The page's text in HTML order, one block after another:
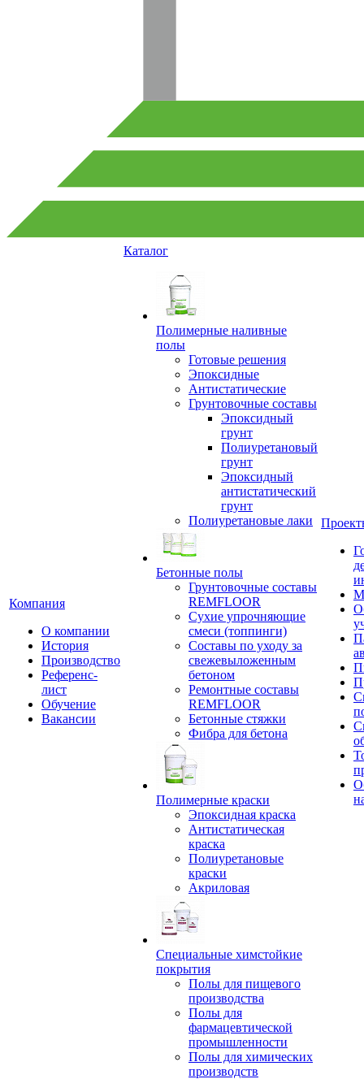
Компания
О компании
История
Производство
Референс-
лист
Обучение
Вакансии
Каталог
Полимерные наливные
полы
Готовые решения
Эпоксидные
Антистатические
Грунтовочные составы
Эпоксидный
грунт
Полиуретановый
грунт
Эпоксидный
антистатический
грунт
Полиуретановые лаки
Бетонные полы
Грунтовочные составы
REMFLOOR
Сухие упрочняющие
смеси (топпинги)
Составы по уходу за
свежевыложенным
бетоном
Ремонтные составы
REMFLOOR
Бетонные стяжки
Фибра для бетона
Полимерные краски
Эпоксидная краска
Антистатическая
краска
Полиуретановые
краски
Акриловая
Специальные химстойкие
покрытия
Полы для пищевого
производства
Полы для
фармацевтической
промышленности
Полы для химических
производств